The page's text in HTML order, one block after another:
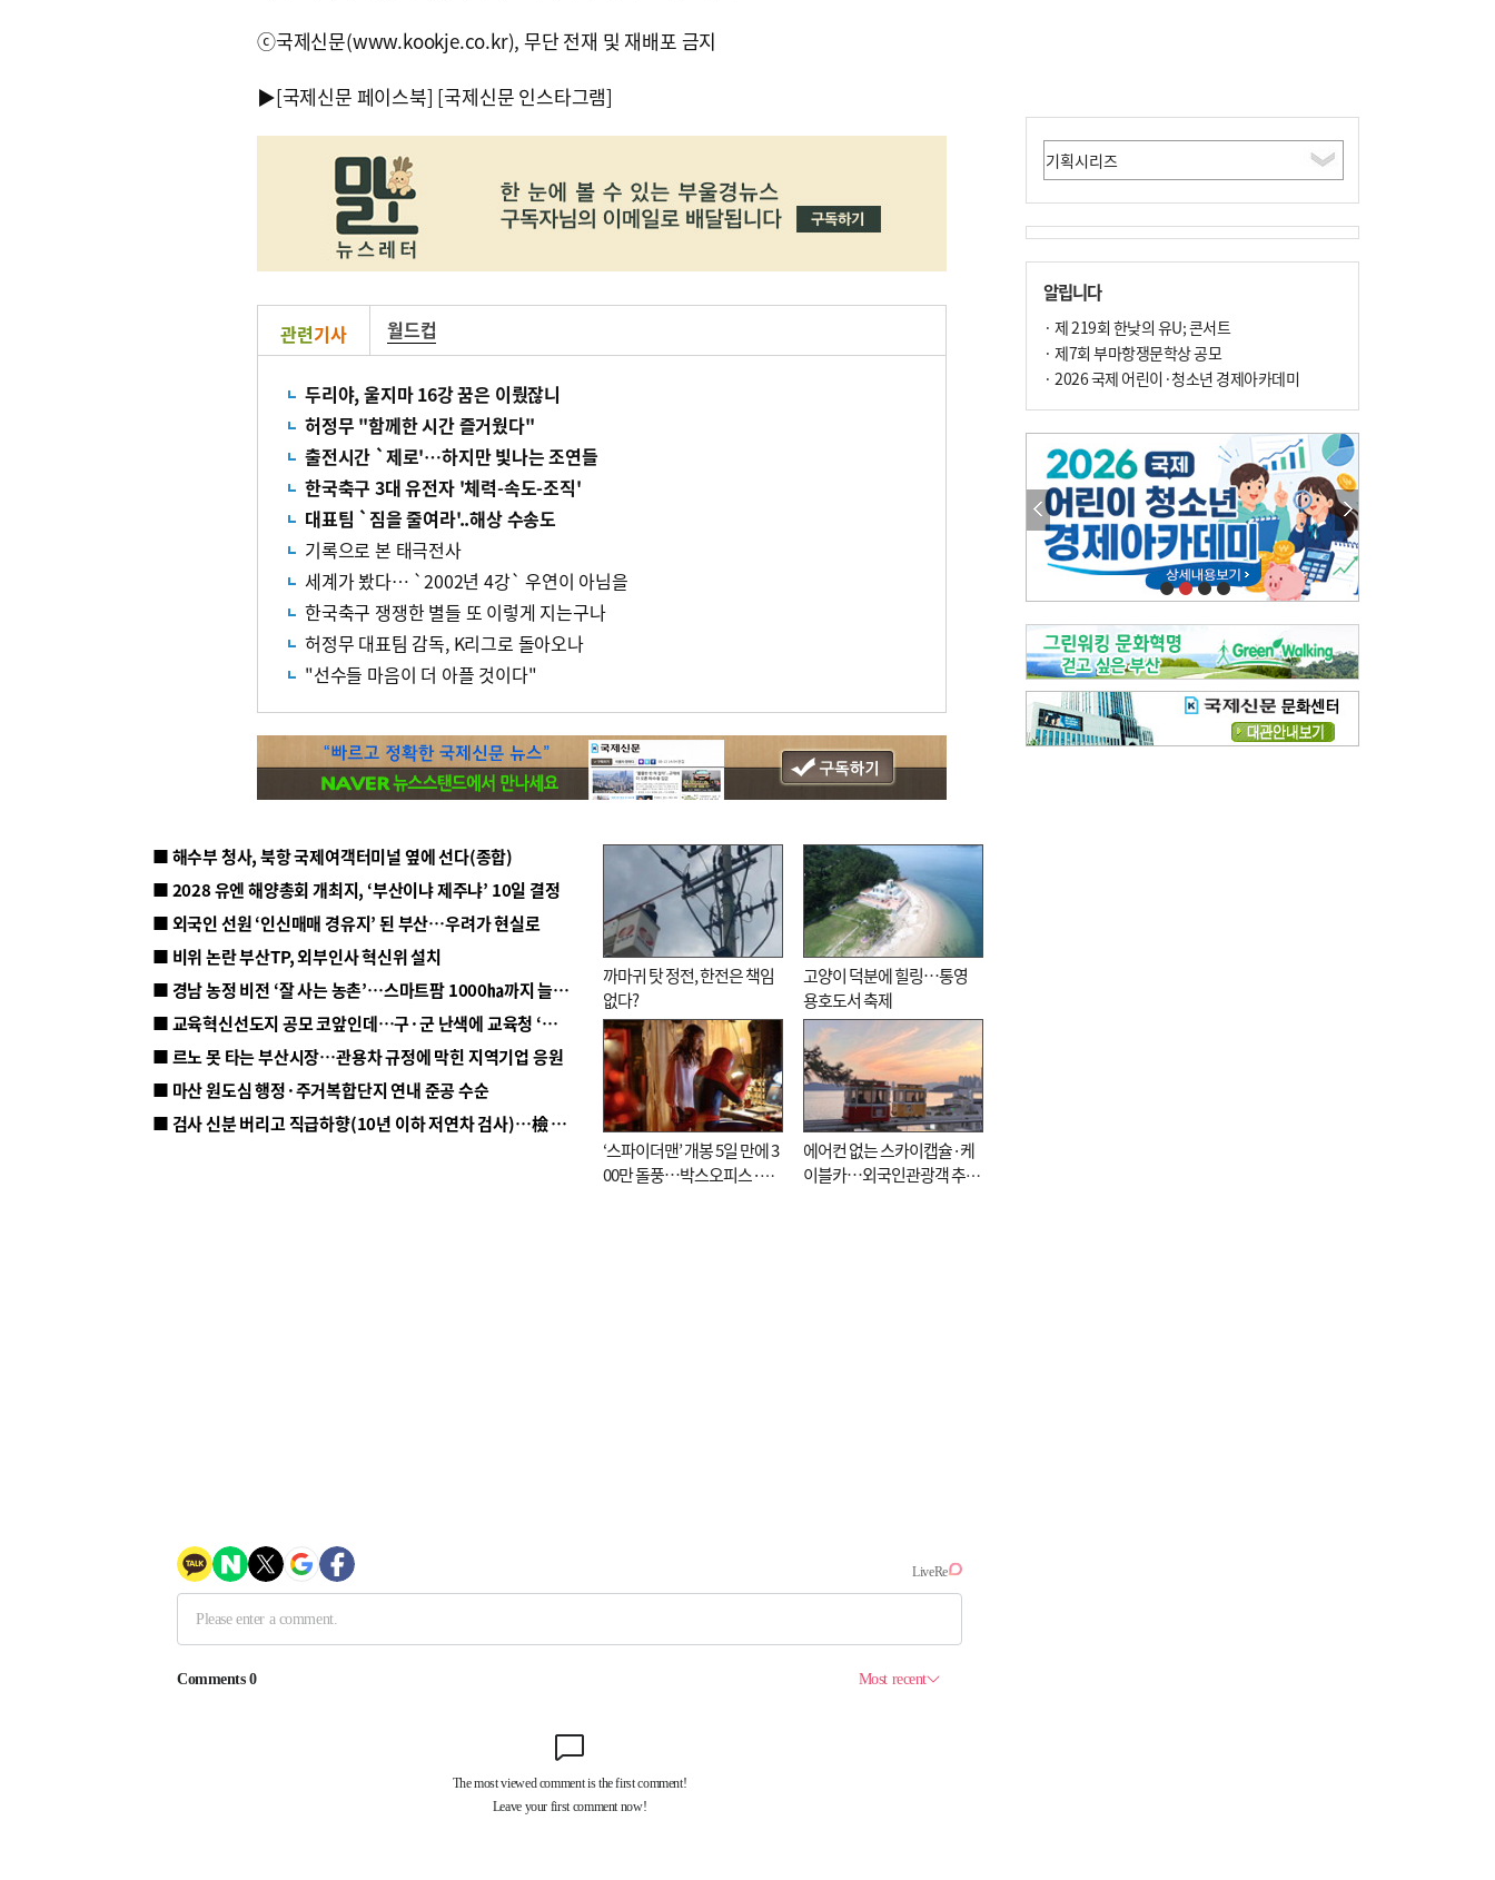
ⓒ국제신문(www.kookje.co.kr), 무단 전재 및 재배포 금지
▶[국제신문 페이스북] [국제신문 인스타그램]
관련기사 월드컵
두리야, 울지마 16강 꿈은 이뤘잖니
허정무 "함께한 시간 즐거웠다"
출전시간 `제로'…하지만 빛나는 조연들
한국축구 3대 유전자 '체력-속도-조직'
대표팀 `짐을 줄여라'..해상 수송도
기록으로 본 태극전사
세계가 봤다… `2002년 4강` 우연이 아님을
한국축구 쟁쟁한 별들 또 이렇게 지는구나
허정무 대표팀 감독, K리그로 돌아오나
"선수들 마음이 더 아플 것이다"
■ 해수부 청사, 북항 국제여객터미널 옆에 선다(종합)
■ 2028 유엔 해양총회 개최지, ‘부산이냐 제주냐’ 10일 결정
■ 외국인 선원 ‘인신매매 경유지’ 된 부산…우려가 현실로
■ 비위 논란 부산TP, 외부인사 혁신위 설치
■ 경남 농정 비전 ‘잘 사는 농촌’…스마트팜 1000㏊까지 늘린다
■ 교육혁신선도지 공모 코앞인데…구·군 난색에 교육청 ‘쩔쩔’
■ 르노 못 타는 부산시장…관용차 규정에 막힌 지역기업 응원
■ 마산 원도심 행정·주거복합단지 연내 준공 수순
■ 검사 신분 버리고 직급하향(10년 이하 저연차 검사)…檢 중수청행 기피
까마귀 탓 정전, 한전은 책임
없다?
고양이 덕분에 힐링…통영
용호도서 축제
‘스파이더맨’ 개봉 5일 만에 3
00만 돌풍…박스오피스·예
에어컨 없는 스카이캡슐·케
이블카…외국인관광객 추억
알립니다
· 제 219회 한낮의 유U; 콘서트
· 제7회 부마항쟁문학상 공모
· 2026 국제 어린이·청소년 경제아카데미